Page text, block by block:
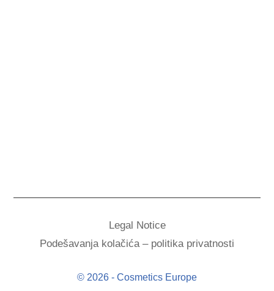
Legal Notice
Podešavanja kolačića – politika privatnosti
© 2026 - Cosmetics Europe